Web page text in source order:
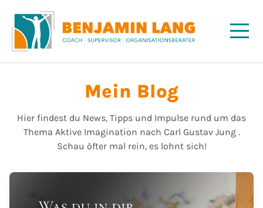
Mein Blog
Hier findest du News, Tipps und Impulse rund um das
Thema Aktive Imagination nach Carl Gustav Jung .
Schau öfter mal rein, es lohnt sich!